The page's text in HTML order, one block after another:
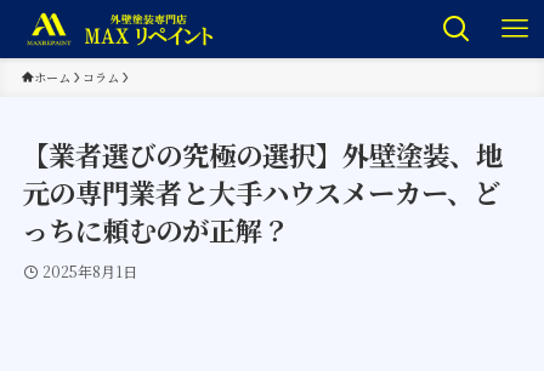
ホーム コラム
【業者選びの究極の選択】外壁塗装、地
元の専門業者と大手ハウスメーカー、ど
っちに頼むのが正解？
2025年8月1日